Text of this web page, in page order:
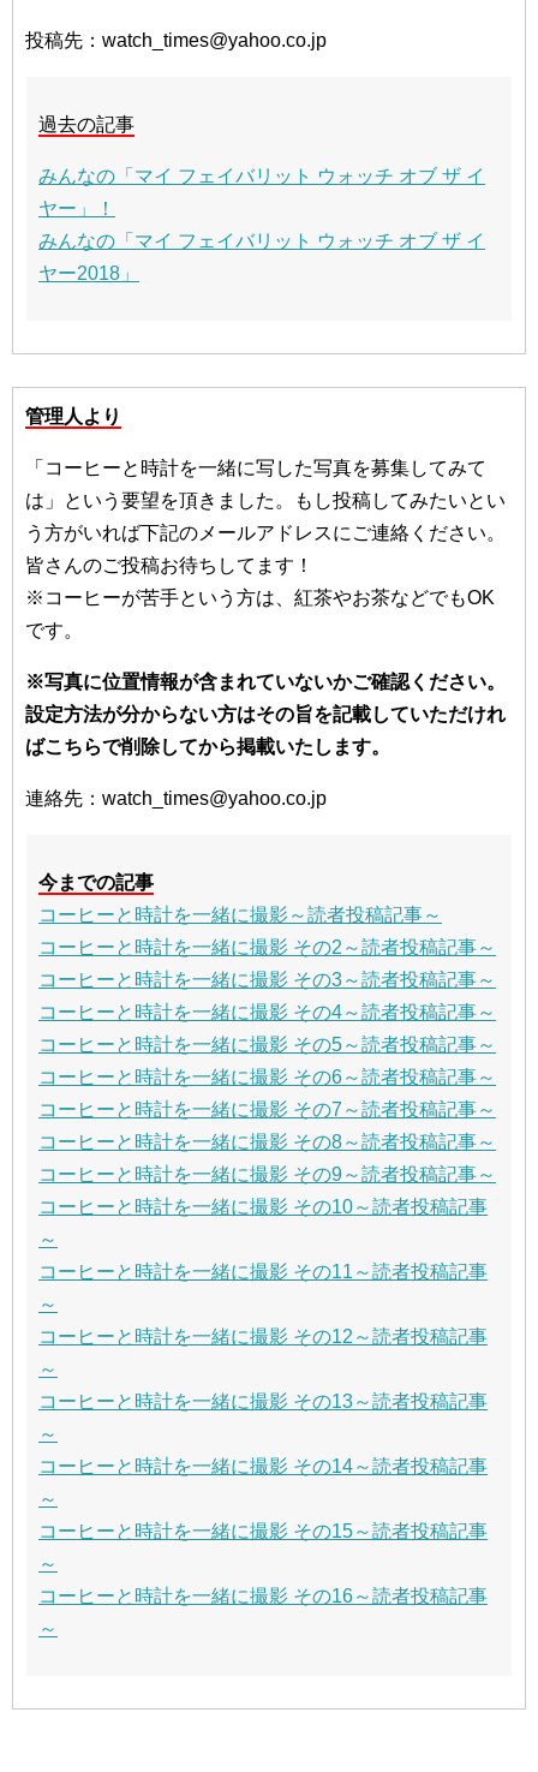
投稿先：watch_times@yahoo.co.jp
過去の記事
みんなの「マイ フェイバリット ウォッチ オブ ザ イ
ヤー」！
みんなの「マイ フェイバリット ウォッチ オブ ザ イ
ヤー2018」
管理人より
「コーヒーと時計を一緒に写した写真を募集してみて
は」という要望を頂きました。もし投稿してみたいとい
う方がいれば下記のメールアドレスにご連絡ください。
皆さんのご投稿お待ちしてます！
※コーヒーが苦手という方は、紅茶やお茶などでもOK
です。
※写真に位置情報が含まれていないかご確認ください。
設定方法が分からない方はその旨を記載していただけれ
ばこちらで削除してから掲載いたします。
連絡先：watch_times@yahoo.co.jp
今までの記事
コーヒーと時計を一緒に撮影～読者投稿記事～
コーヒーと時計を一緒に撮影 その2～読者投稿記事～
コーヒーと時計を一緒に撮影 その3～読者投稿記事～
コーヒーと時計を一緒に撮影 その4～読者投稿記事～
コーヒーと時計を一緒に撮影 その5～読者投稿記事～
コーヒーと時計を一緒に撮影 その6～読者投稿記事～
コーヒーと時計を一緒に撮影 その7～読者投稿記事～
コーヒーと時計を一緒に撮影 その8～読者投稿記事～
コーヒーと時計を一緒に撮影 その9～読者投稿記事～
コーヒーと時計を一緒に撮影 その10～読者投稿記事
～
コーヒーと時計を一緒に撮影 その11～読者投稿記事
～
コーヒーと時計を一緒に撮影 その12～読者投稿記事
～
コーヒーと時計を一緒に撮影 その13～読者投稿記事
～
コーヒーと時計を一緒に撮影 その14～読者投稿記事
～
コーヒーと時計を一緒に撮影 その15～読者投稿記事
～
コーヒーと時計を一緒に撮影 その16～読者投稿記事
～